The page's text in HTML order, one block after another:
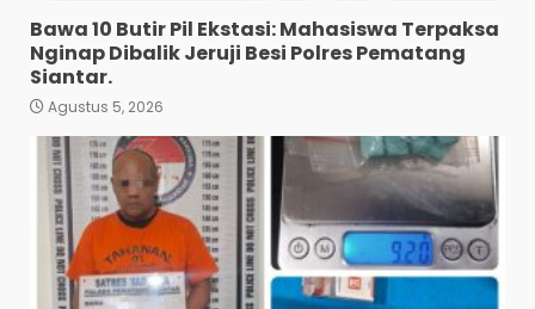
Bawa 10 Butir Pil Ekstasi: Mahasiswa Terpaksa
Nginap Dibalik Jeruji Besi Polres Pematang
Siantar.
Agustus 5, 2026
3
Anak Diduga Diringkus
Polsek Siantar Utara.
Agustus 5, 2026
Polresta Deli Serdang Bekuk
Dua Pengedar Narkoba di